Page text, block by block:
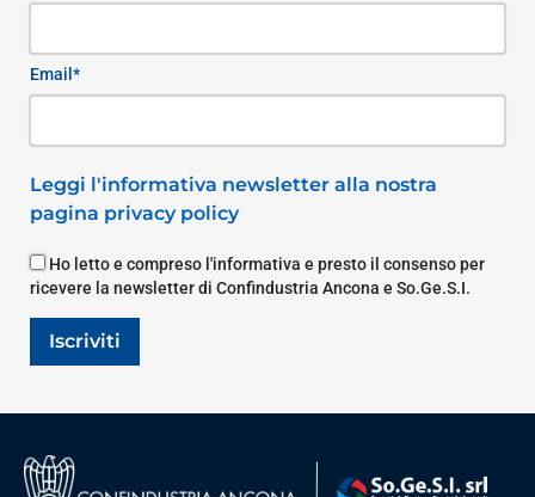
Email*
Leggi l'informativa newsletter alla nostra
pagina privacy policy
Ho letto e compreso l'informativa e presto il consenso per
ricevere la newsletter di Confindustria Ancona e So.Ge.S.I.
Iscriviti